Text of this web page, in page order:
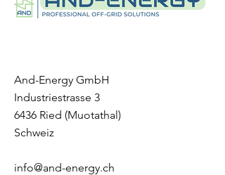
And-Energy GmbH
Industriestrasse 3
6436 Ried (Muotathal)
Schweiz
info@and-energy.ch